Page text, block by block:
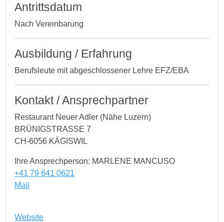
Antrittsdatum
Nach Vereinbarung
Ausbildung / Erfahrung
Berufsleute mit abgeschlossener Lehre EFZ/EBA
Kontakt / Ansprechpartner
Restaurant Neuer Adler (Nähe Luzern)
BRÜNIGSTRASSE 7
CH-6056 KÄGISWIL
Ihre Ansprechperson: MARLENE MANCUSO
+41 79 641 0621
Mail
Website